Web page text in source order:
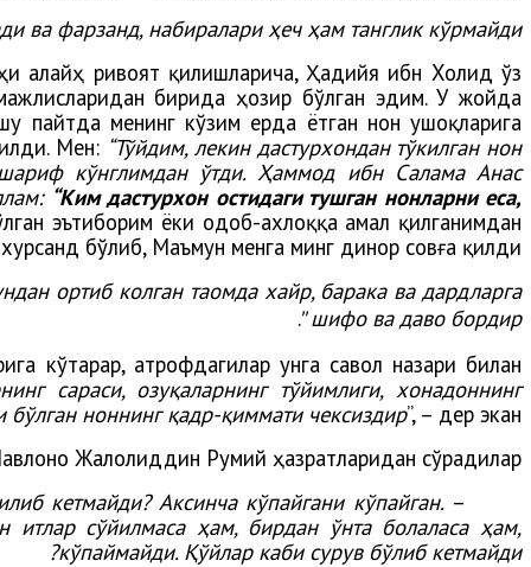
ва фарзанд, набиралари ҳеч ҳам танглик кўрмайди”.
алайҳ ривоят қилишларича, Ҳадийя ибн Холид ўз
бирида ҳозир бўлган эдим. У жойда
пайтда менинг кўзим ерда ётган нонушоқларига
. Мен: “Тўйдим, лекин дастурхондан тўкилганнон
кўнглимдан ўтди. Ҳаммодибн Салама Анас
: “Кимдастурхон остидаги тушган нонларни еса,
эътиборим ёки одоб-ахлоққа амал қилганимдан
хурсанд бўлиб, Маъмун менга минг динор совға қилди
ортиб колган таомда хайр, барака ва дардларга
шифо ва даво бордир
”
.
кўтарар, атрофдагилар унга савол назари билан
сараси, озуқаларнинг тўйимлиги, хонадоннинг
бўлган ноннинг қадр-қиммати чексиздир”, – дер экан.
Жалолиддин Румий ҳазратларидан сўрадилар:
–
кетмайди? Аксинча кўпайгани кўпайган.
итлар сўйилмаса ҳам, бирдан ўнта болаласа ҳам,
кўпаймайди. Қўйлар каби сурув бўлиб кетмайди?